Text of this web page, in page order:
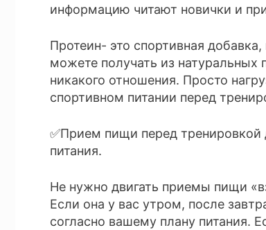
информацию читают новички и
Протеин- это спортивная
можете получать из натуральных
никакого отношения. Просто
спортивном питании перед
✅Прием пищи перед тренировкой
питания.
Не нужно двигать приемы пищи
Если она у вас утром, после
согласно вашему плану питания.